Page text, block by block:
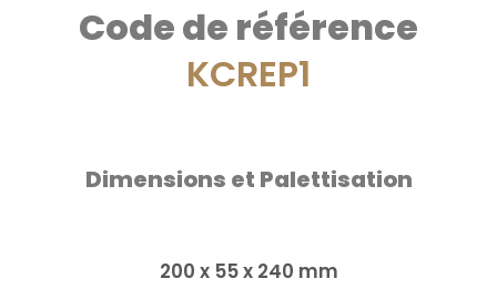
Code de référence
KCREP1
Dimensions et Palettisation
200 x 55 x 240 mm